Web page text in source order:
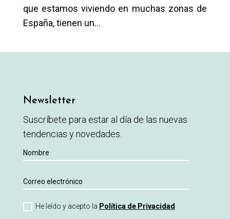
que estamos viviendo en muchas zonas de
España, tienen un...
Newsletter
Suscríbete para estar al día de las nuevas
tendencias y novedades.
He leído y acepto la Política de Privacidad